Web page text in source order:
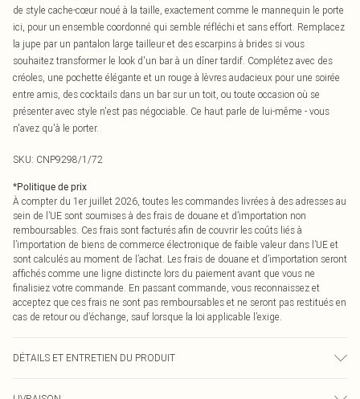
de style cache-cœur noué à la taille, exactement comme le mannequin le porte
ici, pour un ensemble coordonné qui semble réfléchi et sans effort. Remplacez
la jupe par un pantalon large tailleur et des escarpins à brides si vous
souhaitez transformer le look d'un bar à un dîner tardif. Complétez avec des
créoles, une pochette élégante et un rouge à lèvres audacieux pour une soirée
entre amis, des cocktails dans un bar sur un toit, ou toute occasion où se
présenter avec style n'est pas négociable. Ce haut parle de lui-même - vous
n'avez qu'à le porter.
SKU: CNP9298/1/72
*Politique de prix
À compter du 1er juillet 2026, toutes les commandes livrées à des adresses au
sein de l’UE sont soumises à des frais de douane et d’importation non
remboursables. Ces frais sont facturés afin de couvrir les coûts liés à
l’importation de biens de commerce électronique de faible valeur dans l’UE et
sont calculés au moment de l’achat. Les frais de douane et d’importation seront
affichés comme une ligne distincte lors du paiement avant que vous ne
finalisiez votre commande. En passant commande, vous reconnaissez et
acceptez que ces frais ne sont pas remboursables et ne seront pas restitués en
cas de retour ou d’échange, sauf lorsque la loi applicable l’exige.
DÉTAILS ET ENTRETIEN DU PRODUIT